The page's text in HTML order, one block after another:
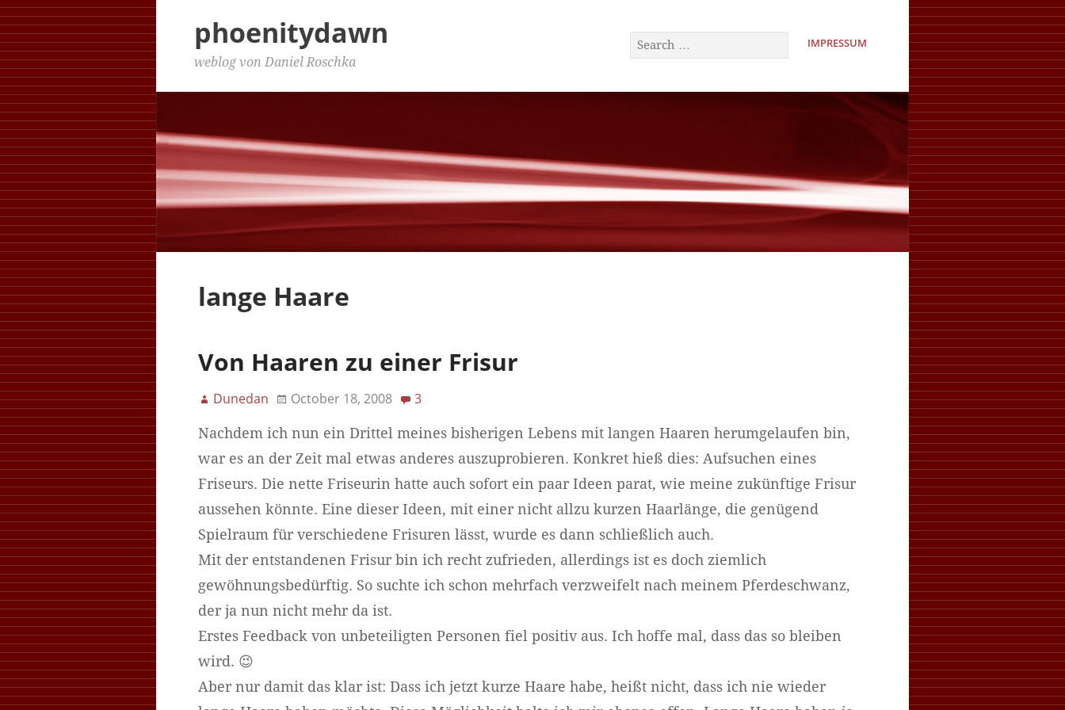
phoenitydawn
weblog von Daniel Roschka
IMPRESSUM
lange Haare
Von Haaren zu einer Frisur
Dunedan October 18, 2008 3
Nachdem ich nun ein Drittel meines bisherigen Lebens mit langen Haaren herumgelaufen bin,
war es an der Zeit mal etwas anderes auszuprobieren. Konkret hieß dies: Aufsuchen eines
Friseurs. Die nette Friseurin hatte auch sofort ein paar Ideen parat, wie meine zukünftige Frisur
aussehen könnte. Eine dieser Ideen, mit einer nicht allzu kurzen Haarlänge, die genügend
Spielraum für verschiedene Frisuren lässt, wurde es dann schließlich auch.
Mit der entstandenen Frisur bin ich recht zufrieden, allerdings ist es doch ziemlich
gewöhnungsbedürftig. So suchte ich schon mehrfach verzweifelt nach meinem Pferdeschwanz,
der ja nun nicht mehr da ist.
Erstes Feedback von unbeteiligten Personen fiel positiv aus. Ich hoffe mal, dass das so bleiben
wird. 😉
Aber nur damit das klar ist: Dass ich jetzt kurze Haare habe, heißt nicht, dass ich nie wieder